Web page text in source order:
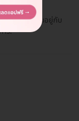
วามสำเร็จขึ้นอยู่กับ
ร.